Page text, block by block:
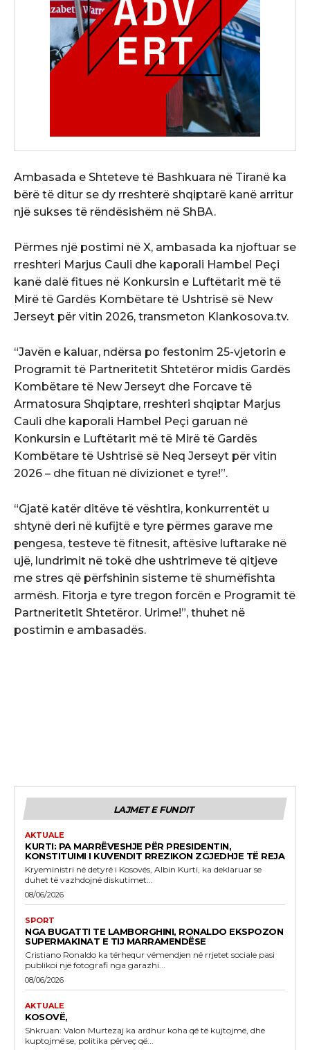
Ambasada e Shteteve të Bashkuara në Tiranë ka
bërë të ditur se dy rreshterë shqiptarë kanë arritur
një sukses të rëndësishëm në ShBA.
Përmes një postimi në X, ambasada ka njoftuar se
rreshteri Marjus Cauli dhe kaporali Hambel Peçi
kanë dalë fitues në Konkursin e Luftëtarit më të
Mirë të Gardës Kombëtare të Ushtrisë së New
Jerseyt për vitin 2026, transmeton Klankosova.tv.
“Javën e kaluar, ndërsa po festonim 25-vjetorin e
Programit të Partneritetit Shtetëror midis Gardës
Kombëtare të New Jerseyt dhe Forcave të
Armatosura Shqiptare, rreshteri shqiptar Marjus
Cauli dhe kaporali Hambel Peçi garuan në
Konkursin e Luftëtarit më të Mirë të Gardës
Kombëtare të Ushtrisë së Neq Jerseyt për vitin
2026 – dhe fituan në divizionet e tyre!”.
“Gjatë katër ditëve të vështira, konkurrentët u
shtynë deri në kufijtë e tyre përmes garave me
pengesa, testeve të fitnesit, aftësive luftarake në
ujë, lundrimit në tokë dhe ushtrimeve të qitjeve
me stres që përfshinin sisteme të shumëfishta
armësh. Fitorja e tyre tregon forcën e Programit të
Partneritetit Shtetëror. Urime!”, thuhet në
postimin e ambasadës.
LAJMET E FUNDIT
AKTUALE
KURTI: PA MARRËVESHJE PËR PRESIDENTIN,
KONSTITUIMI I KUVENDIT RREZIKON ZGJEDHJE TË REJA
Kryeministri në detyrë i Kosovës, Albin Kurti, ka deklaruar se
duhet të vazhdojnë diskutimet...
08/06/2026
SPORT
NGA BUGATTI TE LAMBORGHINI, RONALDO EKSPOZON
SUPERMAKINAT E TIJ MARRAMENDËSE
Cristiano Ronaldo ka tërhequr vëmendjen në rrjetet sociale pasi
publikoi një fotografi nga garazhi...
08/06/2026
AKTUALE
KOSOVË,
Shkruan: Valon Murtezaj ka ardhur koha që të kujtojmë, dhe
kuptojmë se, politika përveç që...